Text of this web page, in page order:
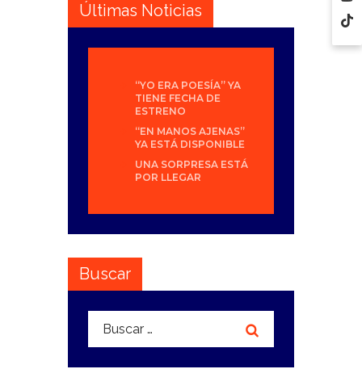
Últimas Noticias
“YO ERA POESÍA” YA
TIENE FECHA DE
ESTRENO
“EN MANOS AJENAS”
YA ESTÁ DISPONIBLE
UNA SORPRESA ESTÁ
POR LLEGAR
Buscar
Buscar: